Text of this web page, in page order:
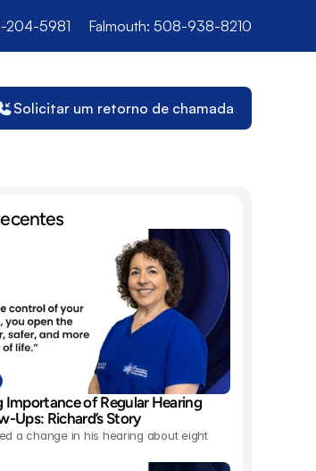
204-5981 Falmouth: 508-938-8210
Solicitar um retorno de chamada
Importance of Regular Hearing
Ups: Richard’s Story
a change in his hearing about eight